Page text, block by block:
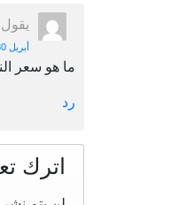
يقول
أبريل 30, 2026 الساعة 7:38 ص
ما هو سعر
رد
اترك